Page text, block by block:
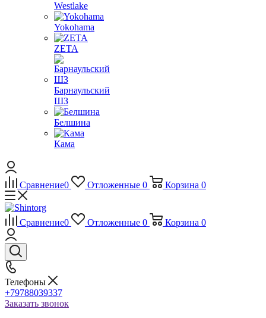
Westlake
Yokohama
ZETA
Барнаульский
ШЗ
Белшина
Кама
Сравнение0 Отложенные 0 Корзина 0
Сравнение0 Отложенные 0 Корзина 0
Телефоны
+79788039337
Заказать звонок